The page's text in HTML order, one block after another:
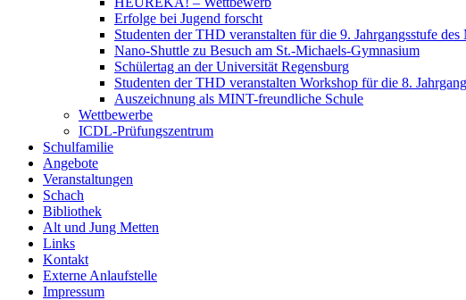
Erfolge bei Jugend forscht
Studenten der THD veranstalten für die 9. Jahrgangsstufe
Nano-Shuttle zu Besuch am St.-Michaels-Gymnasium
Schülertag an der Universität Regensburg
Studenten der THD veranstalten Workshop für die 8.
Auszeichnung als MINT-freundliche Schule
Wettbewerbe
ICDL-Prüfungszentrum
Schulfamilie
Angebote
Veranstaltungen
Schach
Bibliothek
Alt und Jung Metten
Links
Kontakt
Externe Anlaufstelle
Impressum